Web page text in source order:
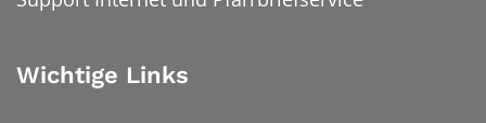
Wichtige Links